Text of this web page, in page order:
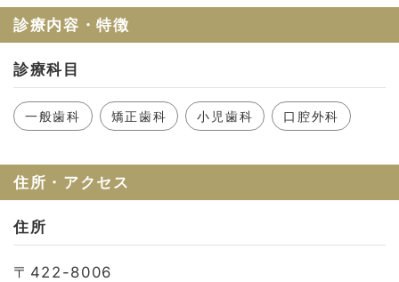
セルフチェック
診療内容・特徴
診療科目
一般歯科 矯正歯科 小児歯科 口腔外科
住所・アクセス
住所
〒422-8006